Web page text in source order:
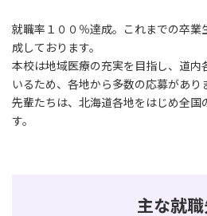
就職率１００％達成。これまでの卒業
成しております。
本校は地域医療の充実を目指し、道内
いるため、各地から多数の応募があり
先輩たちは、北海道各地をはじめ全国
す。
主な就